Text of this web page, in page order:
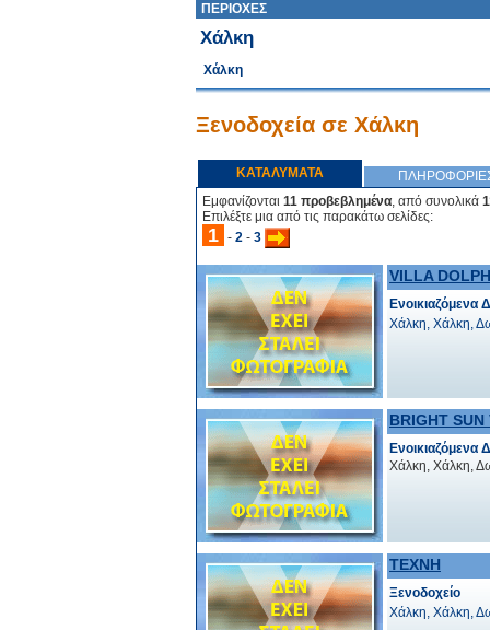
ΠΕΡΙΟΧΕΣ
Χάλκη
Χάλκη
Ξενοδοχεία σε Χάλκη
ΚΑΤΑΛΥΜΑΤΑ
Εμφανίζονται 11 προβεβλημένα, από συνολικά
Επιλέξτε μια από τις παρακάτω σελίδες:
1 - 2 - 3
VILLA
Ενοικιαζόμενα
Χάλκη, Χάλκη,
BRIGHT
Ενοικιαζόμενα
Χάλκη, Χάλκη,
ΤΕΧΝΗ
Ξενοδοχείο
Χάλκη, Χάλκη,